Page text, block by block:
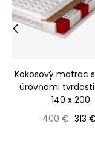
Kokosový matrac
úrovňami
140 x 200
Bežná cena
400 € Cena
313 €